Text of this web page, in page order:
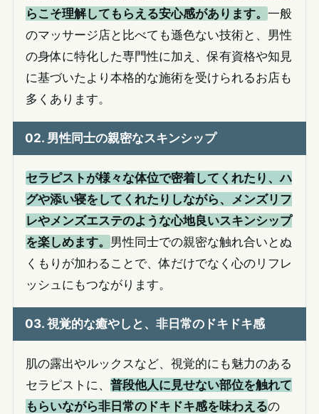
らこそ理解してもらえる安心感があります。 一般
のマッサージ店と比べても遜色ない技術と、男性
の身体に特化した専門性に加え、保有資格や知見
に基づいたより本格的な施術を受けられるお店も
多くあります。
02. 男性同士の親密なスキンシップ
セラピストが様々な体位で密着してくれたり、ハ
グや添い寝をしてくれたりしながら、メンズリフ
レやメンズエステのような心地良いスキンシップ
を楽しめます。 男性同士での親密な触れ合いとぬ
くもりが加わることで、体だけでなく心のリフレ
ッシュにもつながります。
03. 視覚的な癒やしと、非日常のドキドキ感
肌の露出やルックスなど、視覚的にも魅力のある
セラピストに、 普段他人に見せない部位を触れて
もらいながら非日常のドキドキ感を味わえるの